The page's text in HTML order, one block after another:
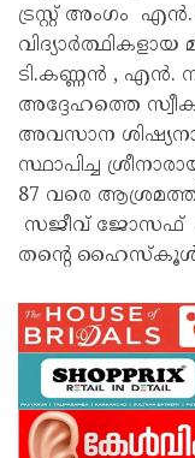
ട്രസ്റ്റ് അംഗം
ടി.കണ്ണന്‍ , എന്‍.
അദ്ദേഹത്തെ
അവസാന
സ്ഥാപിച്ച
87 വരെ
സജീവ് ജോസഫ്
തന്‍റെ ഹൈസ്കൂള്‍